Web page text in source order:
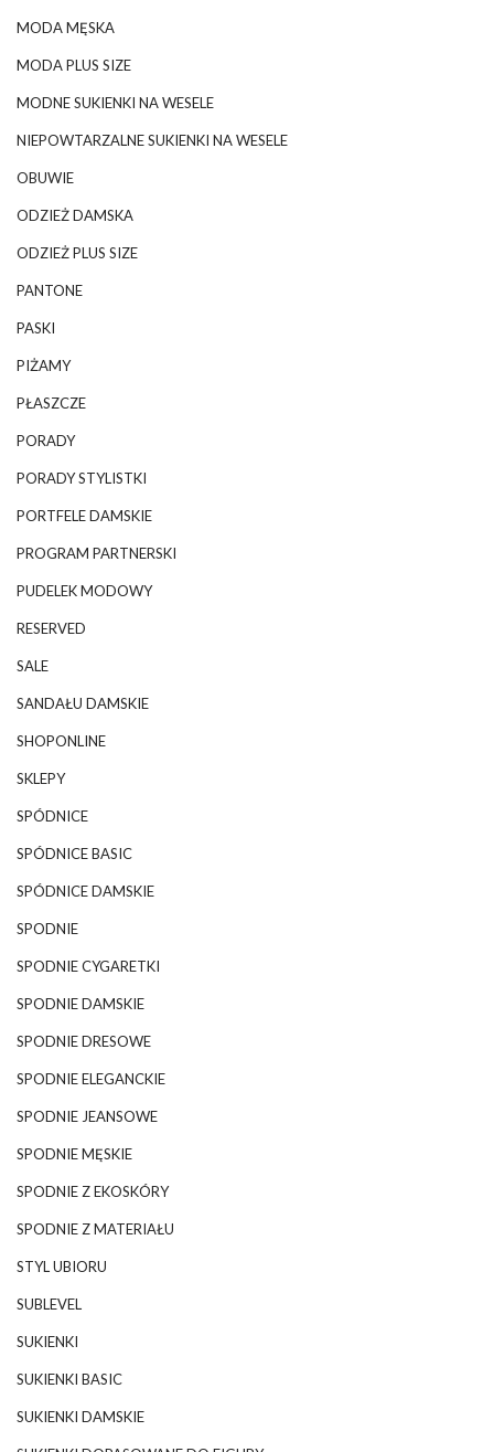
MODA MĘSKA
MODA PLUS SIZE
MODNE SUKIENKI NA WESELE
NIEPOWTARZALNE SUKIENKI NA WESELE
OBUWIE
ODZIEŻ DAMSKA
ODZIEŻ PLUS SIZE
PANTONE
PASKI
PIŻAMY
PŁASZCZE
PORADY
PORADY STYLISTKI
PORTFELE DAMSKIE
PROGRAM PARTNERSKI
PUDELEK MODOWY
RESERVED
SALE
SANDAŁU DAMSKIE
SHOPONLINE
SKLEPY
SPÓDNICE
SPÓDNICE BASIC
SPÓDNICE DAMSKIE
SPODNIE
SPODNIE CYGARETKI
SPODNIE DAMSKIE
SPODNIE DRESOWE
SPODNIE ELEGANCKIE
SPODNIE JEANSOWE
SPODNIE MĘSKIE
SPODNIE Z EKOSKÓRY
SPODNIE Z MATERIAŁU
STYL UBIORU
SUBLEVEL
SUKIENKI
SUKIENKI BASIC
SUKIENKI DAMSKIE